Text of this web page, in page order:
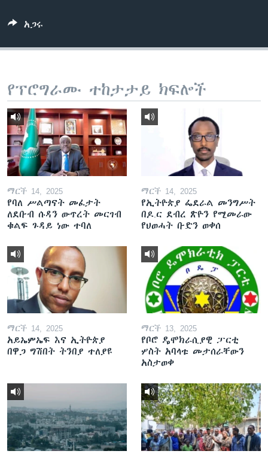
አጋሩ
የፕሮግራሙ ተከታታይ ክፍሎች
ማርች 14, 2025
የባለ ሥልጣናት መፈታት
ለደቡብ ሱዳን ውጥረት መርገብ
ቁልፍ ጉዳይ ነው ተባለ
ማርች 14, 2025
የኢትዮጵያ ፌደራል መንግሥት
በዶ.ር ደብረ ጽዮን የሚመራው
የህወሓት ቡድን ወቀሰ
ማርች 14, 2025
አይኤምኤፍ እና ኢትዮጵያ
በዋጋ ግሽበት ትንበያ ተለያዩ
ማርች 13, 2025
የቦሮ ዴሞክራሲያዊ ፓርቲ
ሦስት አባላቱ መታሰራቸውን
አስታወቀ